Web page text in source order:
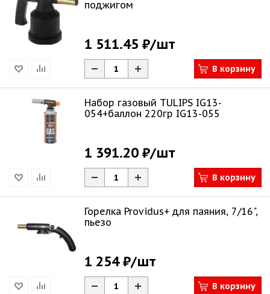
поджигом
1 511.45 ₽/шт
В корзину
Набор газовый TULIPS IG13-
054+баллон 220гр IG13-055
1 391.20 ₽/шт
В корзину
Горелка Providus+ для паяния, 7/16",
пьезо
1 254 ₽/шт
В корзину